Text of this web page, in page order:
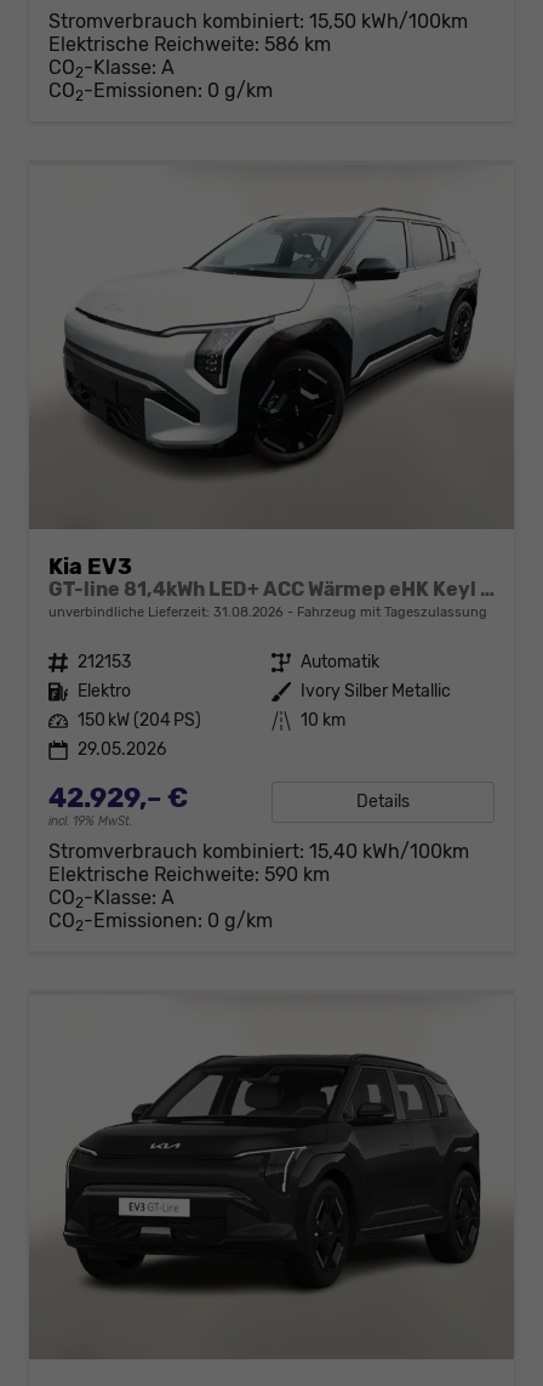
Stromverbrauch kombiniert: 15,50 kWh/100km
Elektrische Reichweite: 586 km
CO2-Klasse: A
CO2-Emissionen: 0 g/km
Kia EV3
GT-line 81,4kWh LED+ ACC Wärmep eHK Keyl SHZ
unverbindliche Lieferzeit: 31.08.2026 Fahrzeug mit Tageszulassung
Fahrzeugnr. 212153 Getriebe Automatik
Kraftstoff Elektro Außenfarbe
Ivory Silber Metallic
Leistung 150 kW (204 PS) Kilometerstand 10 km
29.05.2026
42.929,– €
incl. 19% MwSt.
Details
Stromverbrauch kombiniert: 15,40 kWh/100km
Elektrische Reichweite: 590 km
CO2-Klasse: A
CO2-Emissionen: 0 g/km